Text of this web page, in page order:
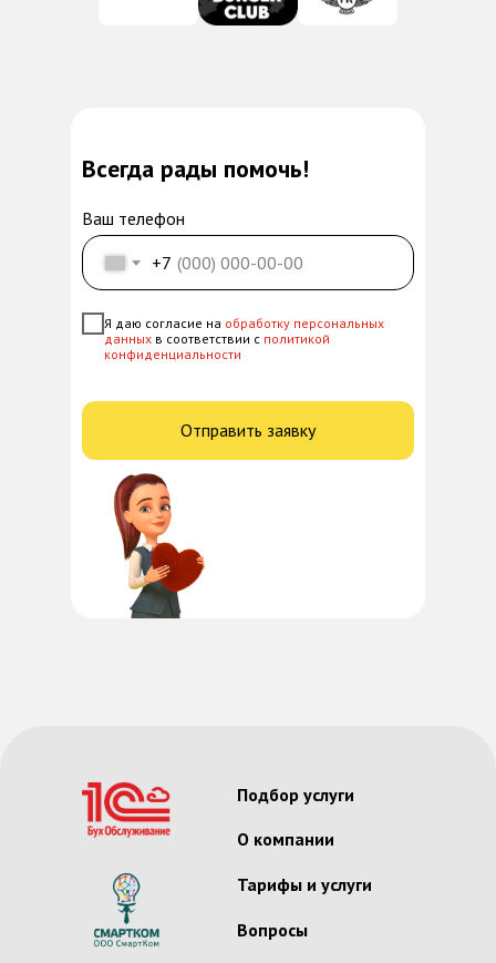
Всегда рады помочь!
Ваш телефон
+7
Я даю согласие на обработку персональных
данных в соответствии с политикой
конфиденциальности
Отправить заявку
Подбор услуги
О компании
Тарифы и услуги
Вопросы